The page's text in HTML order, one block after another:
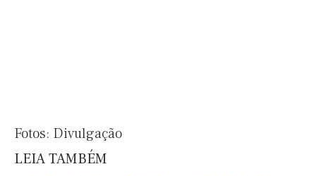
Fotos: Divulgação
LEIA TAMBÉM